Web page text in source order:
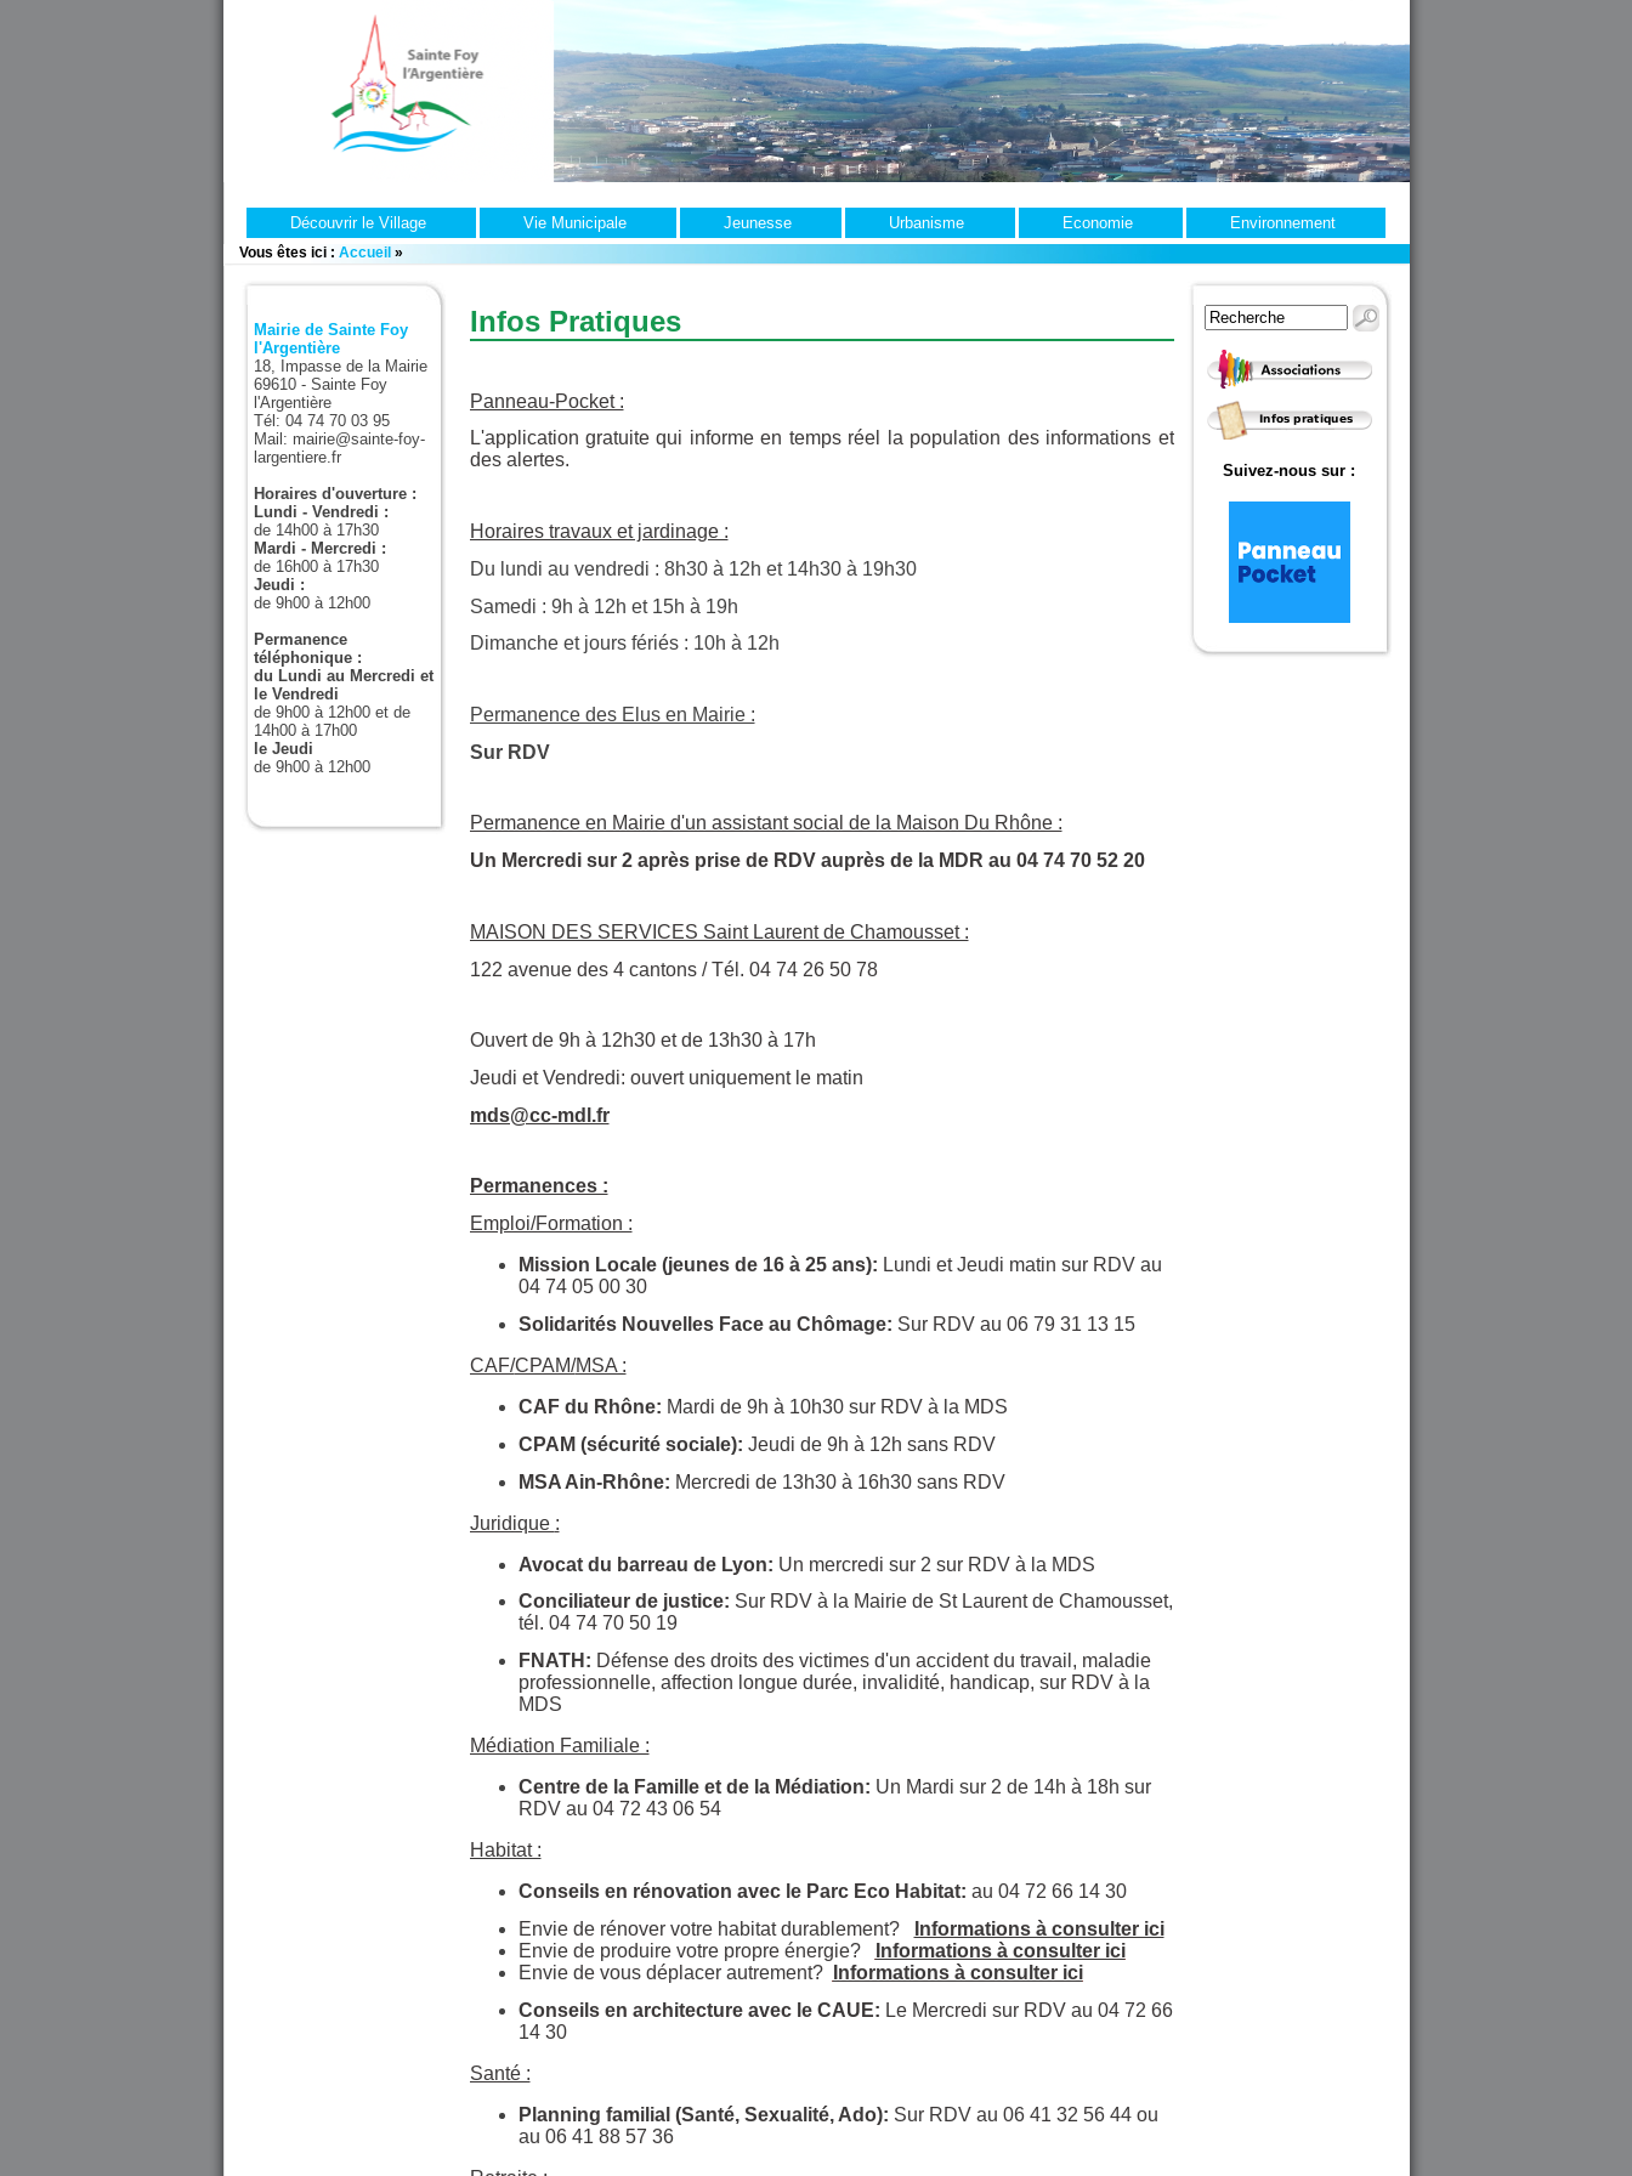
Découvrir le Village Vie Municipale Jeunesse Urbanisme Economie Environnement
Vous êtes ici : Accueil »
Mairie de Sainte Foy
l'Argentière
18, Impasse de la Mairie
69610 - Sainte Foy
l'Argentière
Tél: 04 74 70 03 95
Mail: mairie@sainte-foy-
largentiere.fr
Horaires d'ouverture :
Lundi - Vendredi :
de 14h00 à 17h30
Mardi - Mercredi :
de 16h00 à 17h30
Jeudi :
de 9h00 à 12h00
Permanence
téléphonique :
du Lundi au Mercredi et
le Vendredi
de 9h00 à 12h00 et de
14h00 à 17h00
le Jeudi
de 9h00 à 12h00
Infos Pratiques
Panneau-Pocket :
L'application gratuite qui informe en temps réel la population des informations et
des alertes.
Horaires travaux et jardinage :
Du lundi au vendredi : 8h30 à 12h et 14h30 à 19h30
Samedi : 9h à 12h et 15h à 19h
Dimanche et jours fériés : 10h à 12h
Permanence des Elus en Mairie :
Sur RDV
Permanence en Mairie d'un assistant social de la Maison Du Rhône :
Un Mercredi sur 2 après prise de RDV auprès de la MDR au 04 74 70 52 20
MAISON DES SERVICES Saint Laurent de Chamousset :
122 avenue des 4 cantons / Tél. 04 74 26 50 78
Ouvert de 9h à 12h30 et de 13h30 à 17h
Jeudi et Vendredi: ouvert uniquement le matin
mds@cc-mdl.fr
Permanences :
Emploi/Formation :
Mission Locale (jeunes de 16 à 25 ans): Lundi et Jeudi matin sur RDV au
04 74 05 00 30
Solidarités Nouvelles Face au Chômage: Sur RDV au 06 79 31 13 15
CAF/CPAM/MSA :
CAF du Rhône: Mardi de 9h à 10h30 sur RDV à la MDS
CPAM (sécurité sociale): Jeudi de 9h à 12h sans RDV
MSA Ain-Rhône: Mercredi de 13h30 à 16h30 sans RDV
Juridique :
Avocat du barreau de Lyon: Un mercredi sur 2 sur RDV à la MDS
Conciliateur de justice: Sur RDV à la Mairie de St Laurent de Chamousset,
tél. 04 74 70 50 19
FNATH: Défense des droits des victimes d'un accident du travail, maladie
professionnelle, affection longue durée, invalidité, handicap, sur RDV à la
MDS
Médiation Familiale :
Centre de la Famille et de la Médiation: Un Mardi sur 2 de 14h à 18h sur
RDV au 04 72 43 06 54
Habitat :
Conseils en rénovation avec le Parc Eco Habitat: au 04 72 66 14 30
Envie de rénover votre habitat durablement?
Informations à consulter ici
Envie de produire votre propre énergie?
Informations à consulter ici
Envie de vous déplacer autrement?
Informations à consulter ici
Conseils en architecture avec le CAUE: Le Mercredi sur RDV au 04 72 66
14 30
Santé :
Planning familial (Santé, Sexualité, Ado): Sur RDV au 06 41 32 56 44 ou
au 06 41 88 57 36
Suivez-nous sur :